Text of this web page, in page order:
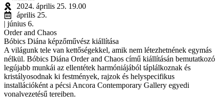
2024. április 25. 19.00
április 25.
| június 6.
Order and Chaos
Bóbics Diána képzőművész kiállítása
A világunk tele van kettőségekkel, amik nem létezhetnének egymás
nélkül. Bóbics Diána Order and Chaos című kiállításán bemutatkozó
legújabb munkái az ellentétek harmóniájából táplálkoznak és
kristályosodnak ki festmények, rajzok és helyspecifikus
installációként a pécsi Ancora Contemporary Gallery egyedi
vonalvezetésű tereiben.